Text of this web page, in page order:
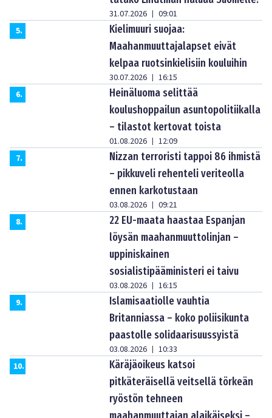
31.07.2026 | 09:01
5.
Kielimuuri suojaa:
Maahanmuuttajalapset eivät
kelpaa ruotsinkielisiin kouluihin
30.07.2026 | 16:15
6.
Heinäluoma selittää
koulushoppailun asuntopolitiikalla
– tilastot kertovat toista
01.08.2026 | 12:09
7.
Nizzan terroristi tappoi 86 ihmistä
– pikkuveli rehenteli veriteolla
ennen karkotustaan
03.08.2026 | 09:21
8.
22 EU-maata haastaa Espanjan
löysän maahanmuuttolinjan –
uppiniskainen
sosialistipääministeri ei taivu
03.08.2026 | 16:15
9.
Islamisaatiolle vauhtia
Britanniassa – koko poliisikunta
paastolle solidaarisuussyistä
03.08.2026 | 10:33
10.
Käräjäoikeus katsoi
pitkäteräisellä veitsellä törkeän
ryöstön tehneen